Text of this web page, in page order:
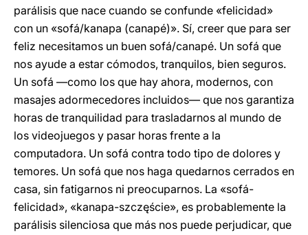
parálisis que nace cuando se confunde «felicidad»
con un «sofá/kanapa (canapé)». Sí, creer que para ser
feliz necesitamos un buen sofá/canapé. Un sofá que
nos ayude a estar cómodos, tranquilos, bien seguros.
Un sofá —como los que hay ahora, modernos, con
masajes adormecedores incluidos— que nos garantiza
horas de tranquilidad para trasladarnos al mundo de
los videojuegos y pasar horas frente a la
computadora. Un sofá contra todo tipo de dolores y
temores. Un sofá que nos haga quedarnos cerrados en
casa, sin fatigarnos ni preocuparnos. La «sofá-
felicidad», «kanapa-szczęście», es probablemente la
parálisis silenciosa que más nos puede perjudicar, que